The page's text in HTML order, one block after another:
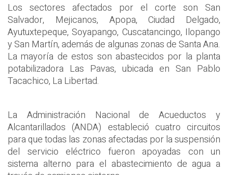
Los sectores afectados por el corte son San
Salvador, Mejicanos, Apopa, Ciudad Delgado,
Ayutuxtepeque, Soyapango, Cuscatancingo, Ilopango
y San Martín, además de algunas zonas de Santa Ana.
La mayoría de estos son abastecidos por la planta
potabilizadora Las Pavas, ubicada en San Pablo
Tacachico, La Libertad.
La Administración Nacional de Acueductos y
Alcantarillados (ANDA) estableció cuatro circuitos
para que todas las zonas afectadas por la suspensión
del servicio eléctrico fueron apoyadas con un
sistema alterno para el abastecimiento de agua a